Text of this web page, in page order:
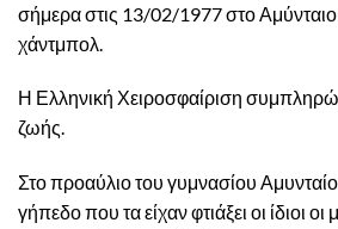
σήμερα στις 13/02/1977 στο Αμύνταιο
χάντμπολ.
Η Ελληνική Χειροσφαίριση
ζωής.
Στο προαύλιο του γυμνασίου
γήπεδο που τα είχαν φτιάξει οι ίδιοι